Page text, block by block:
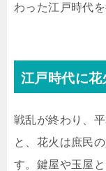
わった江戸時代
江戸時代に
戦乱が終わり、
と、花火は庶民
す。鍵屋や玉屋